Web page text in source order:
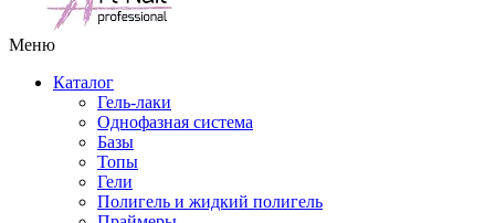
Меню
Каталог
Гель-лаки
Однофазная система
Базы
Топы
Гели
Полигель и жидкий полигель